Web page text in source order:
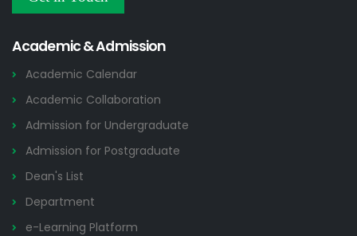
2026
Academic & Admission
Academic Calendar
Academic Collaboration
Admission for Undergraduate
Admission for Postgraduate
Dean's List
Department
e-Learning Platform